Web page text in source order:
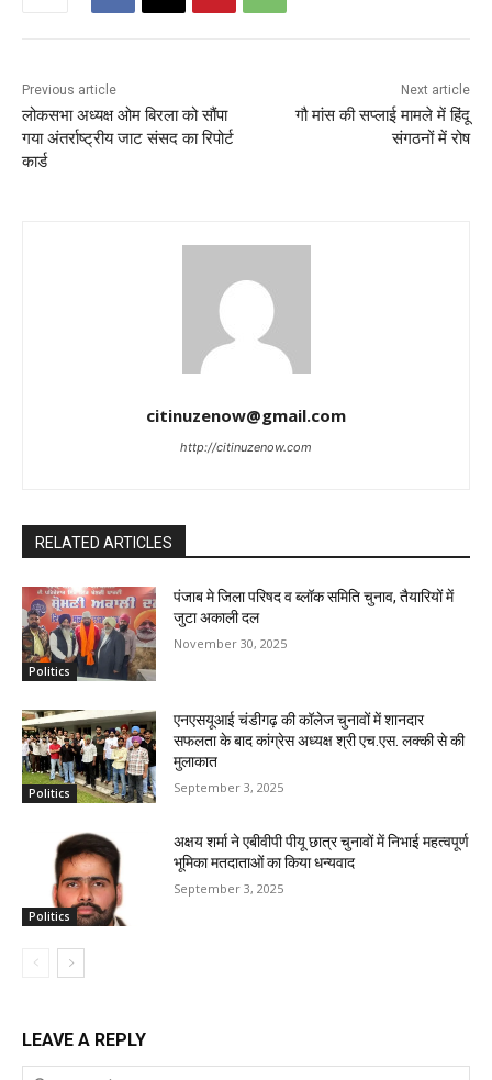
Previous article
लोकसभा अध्यक्ष ओम बिरला को सौंपा
गया अंतर्राष्ट्रीय जाट संसद का रिपोर्ट
कार्ड
Next article
गौ मांस की सप्लाई मामले में हिंदू
संगठनों में रोष
citinuzenow@gmail.com
http://citinuzenow.com
RELATED ARTICLES
Politics
पंजाब मे जिला परिषद व ब्लॉक समिति चुनाव, तैयारियों में
जुटा अकाली दल
November 30, 2025
Politics
एनएसयूआई चंडीगढ़ की कॉलेज चुनावों में शानदार
सफलता के बाद कांग्रेस अध्यक्ष श्री एच.एस. लक्की से की
मुलाकात
September 3, 2025
Politics
अक्षय शर्मा ने एबीवीपी पीयू छात्र चुनावों में निभाई महत्वपूर्ण
भूमिका मतदाताओं का किया धन्यवाद
September 3, 2025
LEAVE A REPLY